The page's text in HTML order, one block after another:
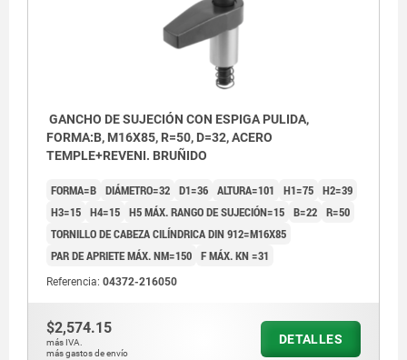
GANCHO DE SUJECIÓN CON ESPIGA PULIDA,
FORMA:B, M16X85, R=50, D=32, ACERO
TEMPLE+REVENI. BRUÑIDO
FORMA=B DIÁMETRO=32 D1=36 ALTURA=101 H1=75 H2=39
H3=15 H4=15 H5 MÁX. RANGO DE SUJECIÓN=15 B=22 R=50
TORNILLO DE CABEZA CILÍNDRICA DIN 912=M16X85
PAR DE APRIETE MÁX. NM=150 F MÁX. KN =31
Referencia: 04372-216050
$2,574.15
más IVA.
más gastos de envío
DETALLES